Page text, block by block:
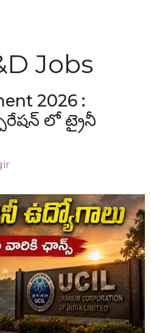
Jobs
2026 :
లో ట్రైనీ